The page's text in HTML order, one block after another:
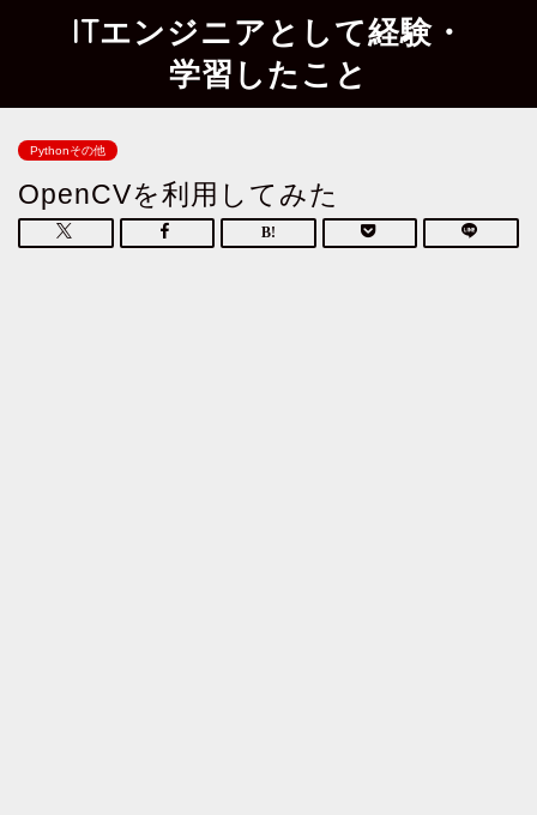
ITエンジニアとして経験・
学習したこと
Pythonその他
OpenCVを利用してみた